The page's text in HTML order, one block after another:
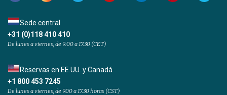
Sede central
+31 (0)118 410 410
De lunes a viernes, de 9:00 a 17:30 (CET)
Reservas en EE.UU. y Canadá
+1 800 453 7245
De lunes a viernes, de 9.00 a 17.30 horas (CST)